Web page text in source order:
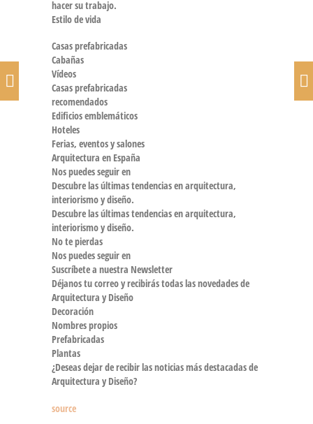
hacer su trabajo.
Estilo de vida
Casas prefabricadas
Cabañas
Vídeos
Casas prefabricadas
recomendados
Edificios emblemáticos
Hoteles
Ferias, eventos y salones
Arquitectura en España
Nos puedes seguir en
Descubre las últimas tendencias en arquitectura,
interiorismo y diseño.
Descubre las últimas tendencias en arquitectura,
interiorismo y diseño.
No te pierdas
Nos puedes seguir en
Suscríbete a nuestra Newsletter
Déjanos tu correo y recibirás todas las novedades de
Arquitectura y Diseño
Decoración
Nombres propios
Prefabricadas
Plantas
¿Deseas dejar de recibir las noticias más destacadas de
Arquitectura y Diseño?
source